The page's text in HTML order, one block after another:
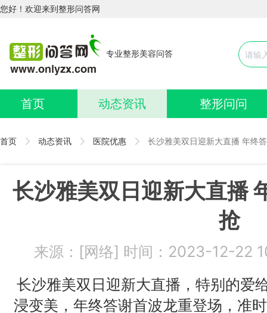
您好！欢迎来到整形问答网
专业整形美容问答
首页 动态资讯 整形问问
首页 动态资讯 医院优惠 长沙雅美双日迎新大直播 年终
长沙雅美双日迎新大直播
抢
来源：[网络] 时间：2023-12-22
长沙雅美双日迎新大直播，特别的爱
浸变美，年终答谢首波龙重登场，准